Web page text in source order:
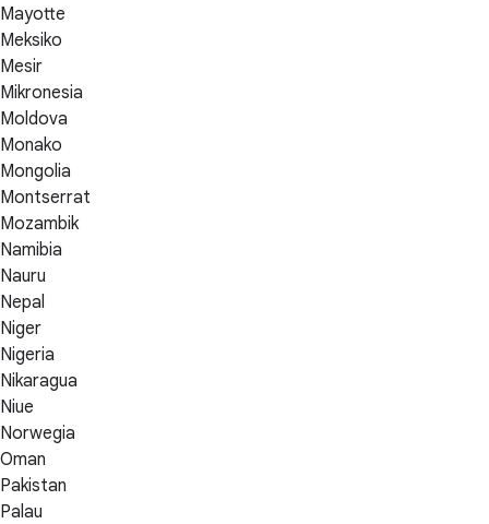
Mayotte
Meksiko
Mesir
Mikronesia
Moldova
Monako
Mongolia
Montserrat
Mozambik
Namibia
Nauru
Nepal
Niger
Nigeria
Nikaragua
Niue
Norwegia
Oman
Pakistan
Palau